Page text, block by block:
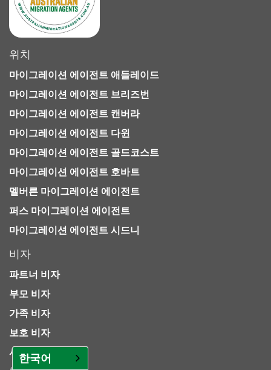
위치
마이그레이션 에이전트 애들레이드
마이그레이션 에이전트 브리즈번
마이그레이션 에이전트 캔버라
마이그레이션 에이전트 다윈
마이그레이션 에이전트 골드코스트
마이그레이션 에이전트 호바트
멜버른 마이그레이션 에이전트
퍼스 마이그레이션 에이전트
마이그레이션 에이전트 시드니
비자
파트너 비자
부모 비자
가족 비자
보호 비자
시민권
한국어